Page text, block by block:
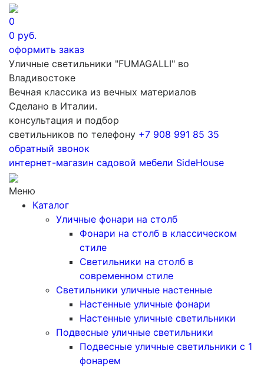
0
0 руб.
оформить заказ
Уличные светильники "FUMAGALLI" во
Владивостоке
Вечная классика из вечных материалов
Сделано в Италии.
консультация и подбор
светильников по телефону +7 908 991 85 35
обратный звонок
интернет-магазин садовой мебели SideHouse
Меню
Каталог
Уличные фонари на столб
Фонари на столб в классическом
стиле
Светильники на столб в
современном стиле
Светильники уличные настенные
Настенные уличные фонари
Настенные уличные светильники
Подвесные уличные светильники
Подвесные уличные светильники с 1
фонарем